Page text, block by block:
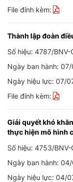
File đính kèm:
Thành lập đoàn
Số hiệu: 4787/BNV-
Ngày ban hành:
Ngày hiệu lực: 07/
File đính kèm:
Giải quyết khó
thực hiện mô hình
Số hiệu: 4753/BNV-
Ngày ban hành:
Ngày hiệu lực: 04/